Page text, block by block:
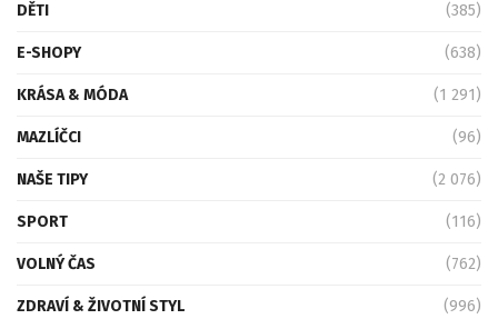
DĚTI (385)
E-SHOPY (638)
KRÁSA & MÓDA (1 291)
MAZLÍČCI (96)
NAŠE TIPY (2 076)
SPORT (116)
VOLNÝ ČAS (762)
ZDRAVÍ & ŽIVOTNÍ STYL (996)